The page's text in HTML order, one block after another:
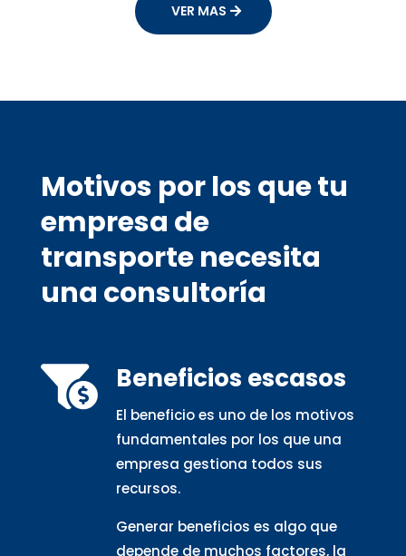
VER MAS
Motivos por los que tu
empresa de
transporte necesita
una consultoría
 Beneficios escasos
El beneficio es uno de los motivos
fundamentales por los que una
empresa gestiona todos sus
recursos.
Generar beneficios es algo que
depende de muchos factores, la